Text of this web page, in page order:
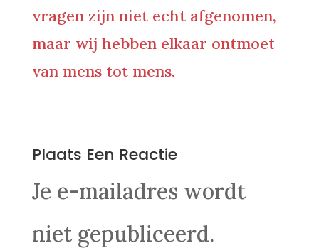
vragen zijn niet echt afgenomen,
maar wij hebben elkaar ontmoet
van mens tot mens.
Plaats Een Reactie
Je e-mailadres wordt
niet gepubliceerd.